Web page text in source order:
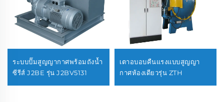
ระบบปั๊มสูญญากาศพร้อมถังน้ำ
ซีรีส์ J2BE รุ่น J2BV5131
เตาอบอบคืนแรงแบบสูญญา
กาศห้องเดียวรุ่น ZTH